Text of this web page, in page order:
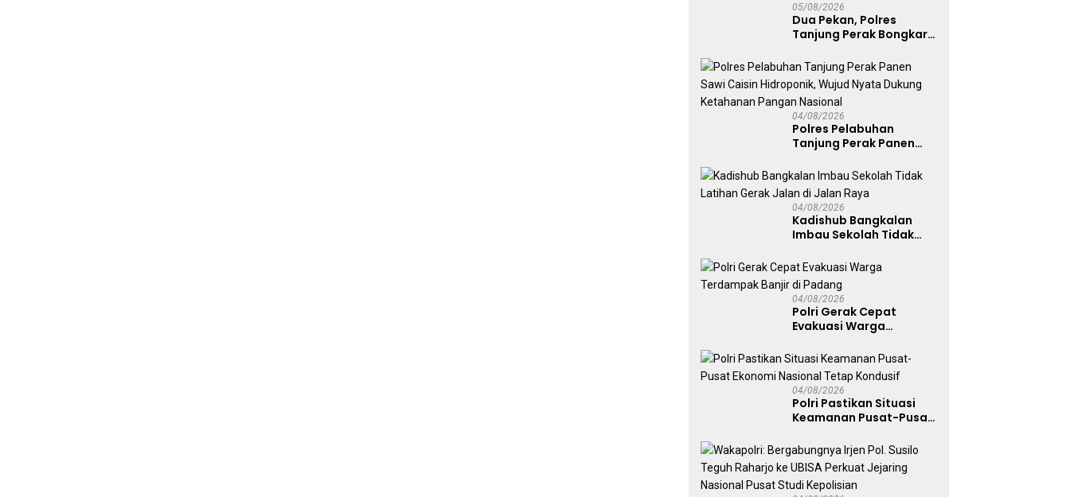
05/08/2026
Dua Pekan, Polres
Tanjung Perak Bongkar
22,76 Gram Sabu dan Pil
Ekstasi
04/08/2026
Polres Pelabuhan
Tanjung Perak Panen
Wujud Nyata Dukung
Ketahanan Pangan
Nasional
04/08/2026
Kadishub Bangkalan
Imbau Sekolah Tidak
Jalan Raya
04/08/2026
Polri Gerak Cepat
Evakuasi Warga
Padang
04/08/2026
Polri Pastikan Situasi
Keamanan Pusat-Pusat
Kondusif